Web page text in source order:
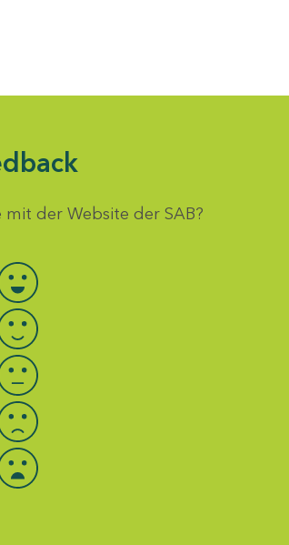
der Website der SAB?
auswählen